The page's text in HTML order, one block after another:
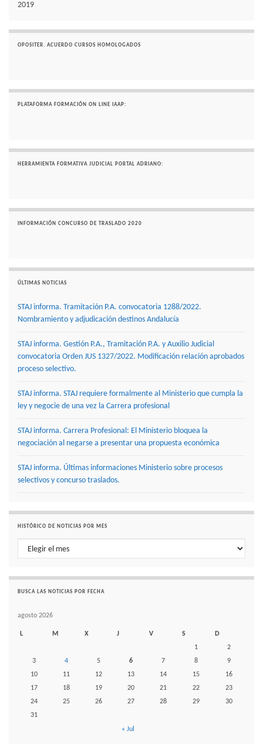
2019
OPOSITER. ACUERDO CURSOS HOMOLOGADOS
PLATAFORMA FORMACIÓN ON LINE IAAP:
HERRAMIENTA FORMATIVA JUDICIAL PORTAL ADRIANO:
INFORMACIÓN CONCURSO DE TRASLADO 2020
ÚLTIMAS NOTICIAS
STAJ informa. Tramitación P.A. convocatoria 1288/2022.
Nombramiento y adjudicación destinos Andalucía
STAJ informa. Gestión P.A., Tramitación P.A. y Auxilio Judicial
convocatoria Orden JUS 1327/2022. Modificación relación aprobados
proceso selectivo.
STAJ informa. STAJ requiere formalmente al Ministerio que cumpla la
ley y negocie de una vez la Carrera profesional
STAJ informa. Carrera Profesional: El Ministerio bloquea la
negociación al negarse a presentar una propuesta económica
STAJ informa. Últimas informaciones Ministerio sobre procesos
selectivos y concurso traslados.
HISTÓRICO DE NOTICIAS POR MES
Histórico de noticias por mes
BUSCA LAS NOTICIAS POR FECHA
agosto 2026
L M X J V S
D
1
2
3
4 5 6 7 8
9
10
11 12 13 14 15
16
17
18 19 20 21 22
23
24
25 26 27 28 29
30
31
« Jul